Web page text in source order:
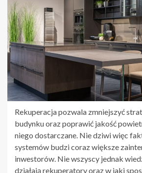
Rekuperacja pozwala zmniejszyć
budynku oraz poprawić jakość
niego dostarczane. Nie dziwi więc
systemów budzi coraz większe
inwestorów. Nie wszyscy jednak
działają rekuperatory oraz w jaki